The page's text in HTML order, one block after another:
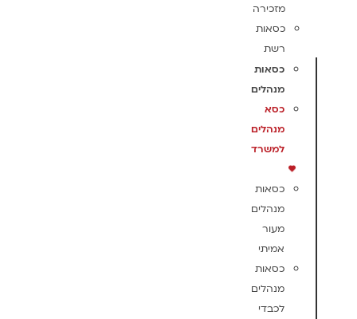
מזכירה
כסאות
רשת
כסאות
מנהלים
כסא
מנהלים
למשרד
כסאות
מנהלים
מעור
אמיתי
כסאות
מנהלים
לכבדי